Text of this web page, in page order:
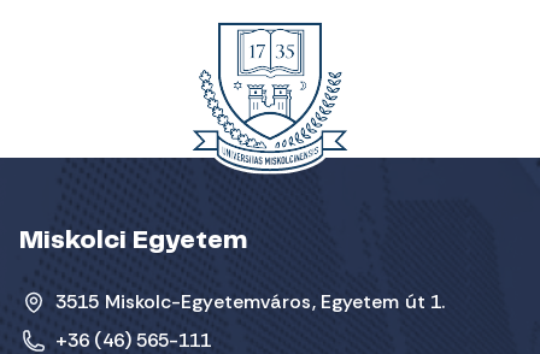
Miskolci Egyetem
3515 Miskolc-Egyetemváros, Egyetem út 1.
+36 (46) 565-111